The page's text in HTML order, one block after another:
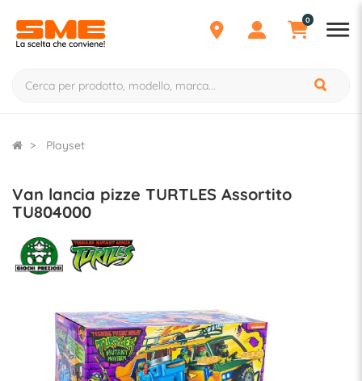
0
Playset
Van lancia pizze TURTLES Assortito
TU804000